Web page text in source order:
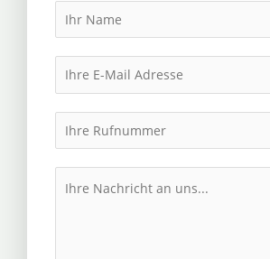
a
m
m
a
h
r